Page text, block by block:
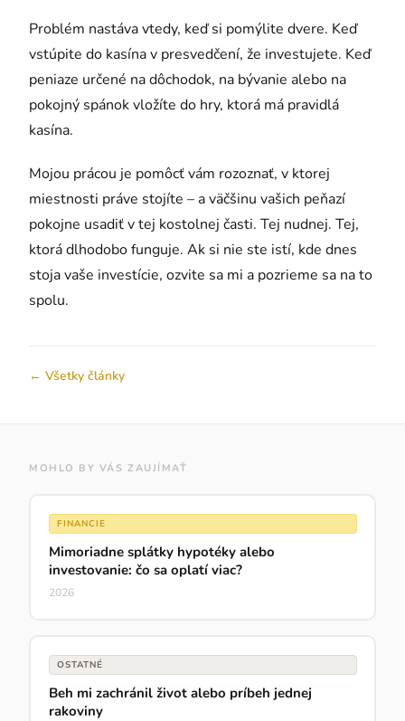
Problém nastáva vtedy, keď si pomýlite dvere. Keď
vstúpite do kasína v presvedčení, že investujete. Keď
peniaze určené na dôchodok, na bývanie alebo na
pokojný spánok vložíte do hry, ktorá má pravidlá
kasína.
Mojou prácou je pomôcť vám rozoznať, v ktorej
miestnosti práve stojíte – a väčšinu vašich peňazí
pokojne usadiť v tej kostolnej časti. Tej nudnej. Tej,
ktorá dlhodobo funguje. Ak si nie ste istí, kde dnes
stoja vaše investície, ozvite sa mi a pozrieme sa na to
spolu.
← Všetky články
MOHLO BY VÁS ZAUJÍMAŤ
FINANCIE
Mimoriadne splátky hypotéky alebo
investovanie: čo sa oplatí viac?
2026
OSTATNÉ
Beh mi zachránil život alebo príbeh jednej
rakoviny